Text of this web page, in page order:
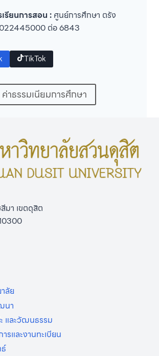
รียนการสอน : ศูนย์การศึกษา ตรัง
022445000 ต่อ 6843
TikTok
ค่าธรรมเนียมการศึกษา
มา เขตดุสิต
ลัย
นา
และวัฒนธรรม
รและงานทะเบียน